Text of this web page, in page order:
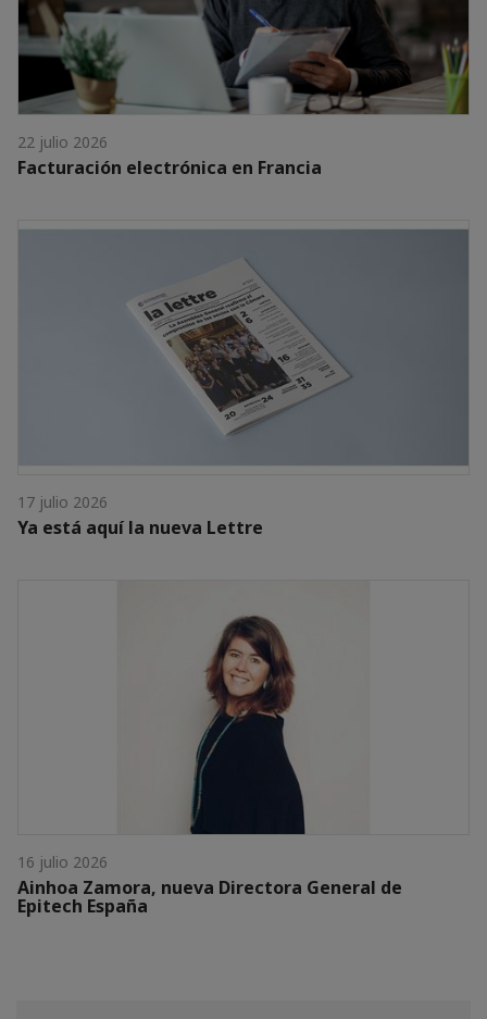
22 julio 2026
Facturación electrónica en Francia
17 julio 2026
Ya está aquí la nueva Lettre
16 julio 2026
Ainhoa Zamora, nueva Directora General de
Epitech España